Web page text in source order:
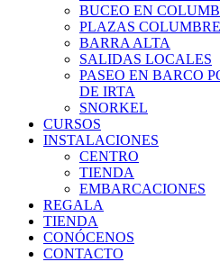
BUCEO EN
PLAZAS
BARRA ALTA
SALIDAS LOCALES
PASEO EN BARCO
DE IRTA
SNORKEL
CURSOS
INSTALACIONES
CENTRO
TIENDA
EMBARCACIONES
REGALA
TIENDA
CONÓCENOS
CONTACTO